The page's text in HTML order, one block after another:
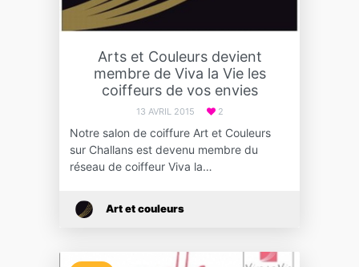
Arts et Couleurs devient
membre de Viva la Vie les
coiffeurs de vos envies
13 AVRIL 2015 2
Notre salon de coiffure Art et Couleurs
sur Challans est devenu membre du
réseau de coiffeur Viva la…
Art et couleurs